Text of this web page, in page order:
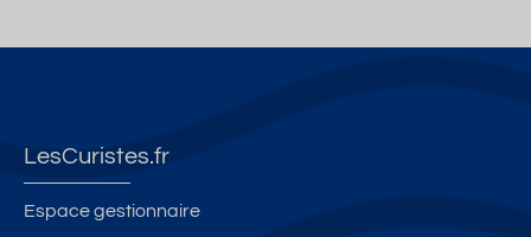
LesCuristes.fr
Espace gestionnaire